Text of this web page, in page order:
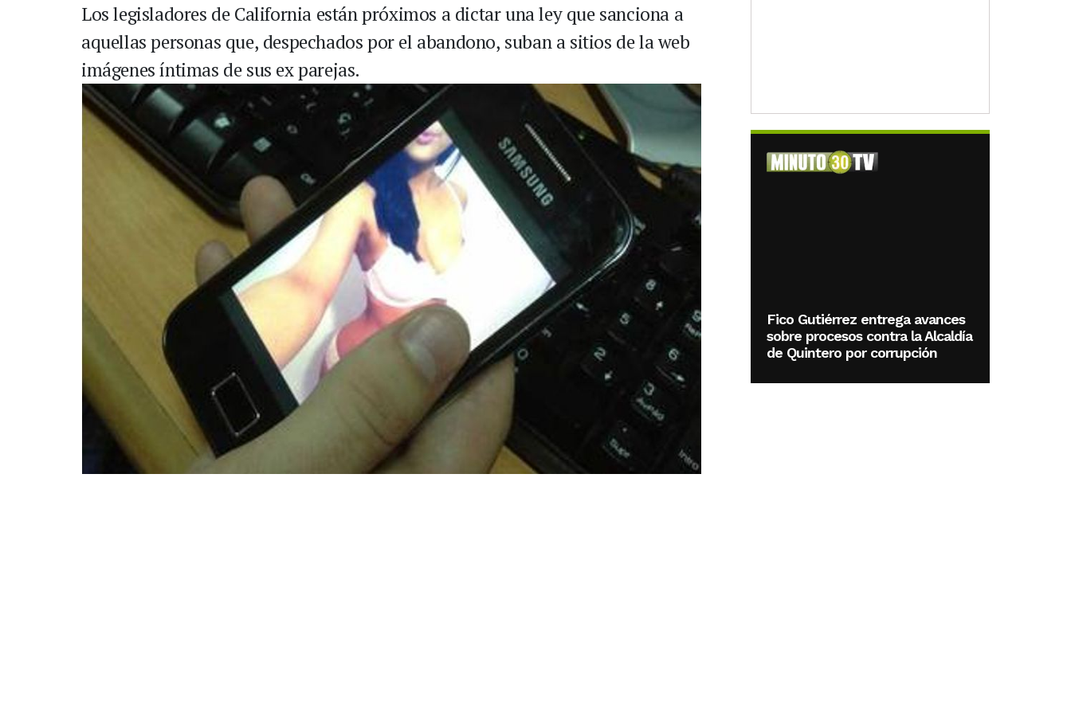
Los legisladores de California están próximos a dictar una ley que sanciona a
aquellas personas que, despechados por el abandono, suban a sitios de la web
imágenes íntimas de sus ex parejas.
Fico Gutiérrez entrega avances
sobre procesos contra la Alcaldía
de Quintero por corrupción